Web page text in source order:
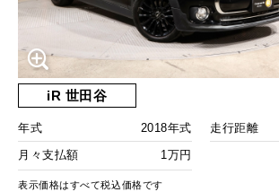
iRの買取が他社よりも高い理由
必要書類
iRで愛車を売却されたお客様の声
BMWミニ買取査定依頼
TOP
BMWミニ メンテナンス
ローバーミニ メンテナンス
最近の修理実績
BLOG & MEDIA ブログ＆メディア
TOP
スタッフブログ
User's Voice 購入者様の声
MINI KNOWLEDGE ミニナレッジ
BMWミニナレッジ
ABOUT iR iRについて
会社概要
RECRUIT 採用情報
ボーナス支払回数/年
内訳
1回目
2回目以降
ボーナス月追加額
iR 世田谷
年式 2018年式 走行距離
月々支払額
1万円
表示価格はすべて税込価格です